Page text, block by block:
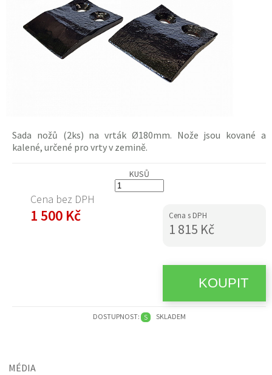
Sada nožů (2ks) navrták Ø180mm. Nože jsou kované a
kalené, určené pro vrtyv zemině.
KUSŮ
Cena bez DPH
1 500 Kč Cena s DPH
1 815 Kč
DOSTUPNOST: S SKLADEM
MÉDIA